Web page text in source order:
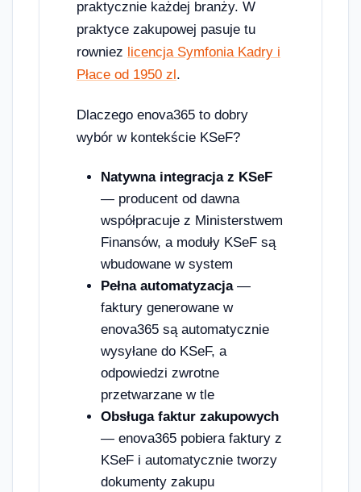
praktycznie każdej branży. W
praktyce zakupowej pasuje tu
rowniez licencja Symfonia Kadry i
Płace od 1950 zl .
Dlaczego enova365 to dobry
wybór w kontekście KSeF?
Natywna integracja z KSeF
— producent od dawna
współpracuje z Ministerstwem
Finansów, a moduły KSeF są
wbudowane w system
Pełna automatyzacja—
faktury generowane w
enova365 są automatycznie
wysyłane do KSeF, a
odpowiedzi zwrotne
przetwarzane w tle
Obsługa faktur zakupowych
— enova365 pobiera faktury z
KSeF i automatycznie tworzy
dokumenty zakupu